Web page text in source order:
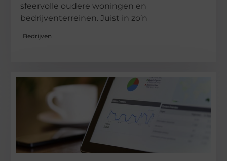
sfeervolle oudere woningen en
bedrijventerreinen. Juist in zo’n
Bedrijven